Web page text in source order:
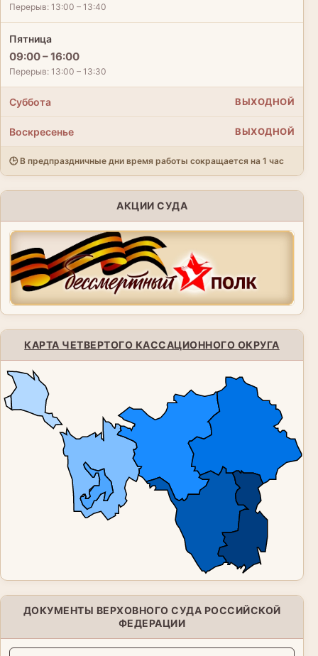
Перерыв: 13:00 – 13:40
Пятница
09:00 – 16:00
Перерыв: 13:00 – 13:30
Суббота ВЫХОДНОЙ
Воскресенье ВЫХОДНОЙ
🕒 В предпраздничные дни время работы сокращается на 1 час
АКЦИИ СУДА
КАРТА ЧЕТВЕРТОГО КАССАЦИОННОГО ОКРУГА
ДОКУМЕНТЫ ВЕРХОВНОГО СУДА РОССИЙСКОЙ
ФЕДЕРАЦИИ